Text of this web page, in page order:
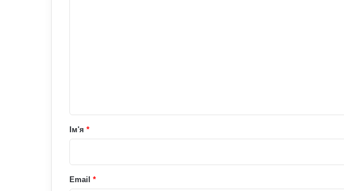
рІм'я *
Email *